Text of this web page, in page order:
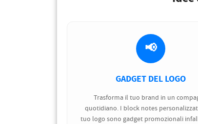
📢
GADGET DEL LOGO
Trasforma il tuo brand in un
quotidiano. I block notes
tuo logo sono gadget promozionali